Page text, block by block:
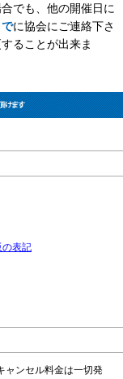
でも、他の開催日に
に協会にご連絡下さ
ることが出来ま
の表記
ャンセル料金は一切発